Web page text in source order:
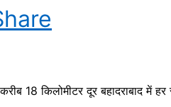
18 किलोमीटर दूर बहादराबाद में